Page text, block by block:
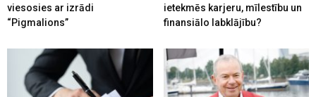
viesosies ar izrādi
“Pigmalions”
ietekmēs karjeru, mīlestību un
finansiālo labklājību?